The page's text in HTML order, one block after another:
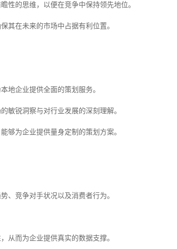
性的思维，以便在竞争中保持领先地位。
其在未来的市场中占据有利位置。
地企业提供全面的策划服务。
敏锐洞察与对行业发展的深刻理解。
够为企业提供量身定制的策划方案。
、竞争对手状况以及消费者行为。
从而为企业提供真实的数据支撑。